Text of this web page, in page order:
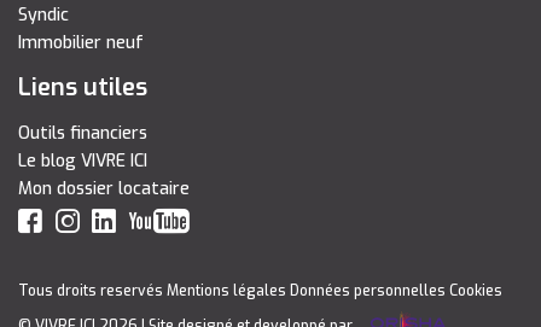
Syndic
Immobilier neuf
Liens utiles
Outils financiers
Le blog VIVRE ICI
Mon dossier locataire
Tous droits reservés Mentions légales Données personnelles Cookies